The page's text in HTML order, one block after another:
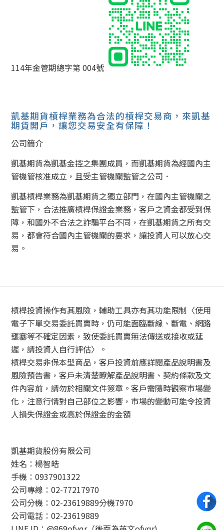
114年金管期總字第 004號
凱基期貨槓桿業務為合法的槓桿交易商，來凱基
期貨開戶，讓您交易安全有保障！
公司簡介
凱基期貨為凱基金控之集團成員，而凱基期貨為經國內主
管機管核准成立，且受主管機關監管之公司．
凱基槓桿業務為凱基期貨之獨立部門，在國內主管機關之
監管下，合法推廣槓桿保證金業務，客戶之資金都受到保
障，和國外不合法之詐騙平台不同，在凱基期貨之所有交
易，都會符合國內主管機關的要求，讓投資人可以放心交
易。
槓桿投資操作有其風險，輔助工具亦有其功能限制〈使用
電子下單交易委託買賣時，仍可能面臨斷線、斷電、網路
壅塞等不確定因素，致使委託買賣無法傳送或接收或延
遲，請投資人自行評估〉。
槓桿交易非保本型商品，客戶投資前應詳閱產品說明書及
風險預告書，客戶未清楚瞭解產品說明書、契約條款及文
件內容前，請勿於相關文件簽章。客戶需隨時觀察市場變
化，注意行情對自己部位之影響，市場的變動可能令投資
人損失保證金或高於保證金的金額
凱基期貨股份有限公司
姓名：楊智皓
手機：0937901322
公司專線：02-77217970
公司分機：02-23619889分機7970
公司電話：02-23619889